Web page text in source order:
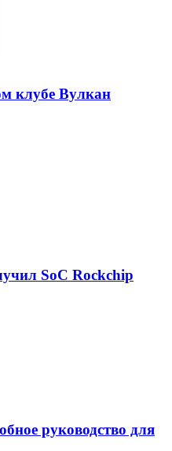
клубе Вулкан
SoC Rockchip
руководство для